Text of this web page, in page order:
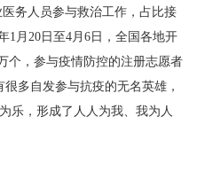
务人员参与救治工作，占比接
1月20日至4月6日，全国各地开
个，参与疫情防控的注册志愿者
多自发参与抗疫的无名英雄，
乐，形成了人人为我、我为人